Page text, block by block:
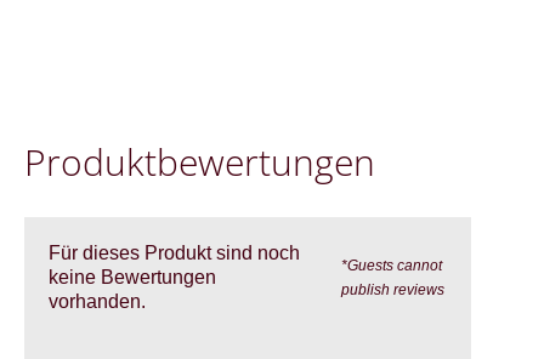
Pro­dukt­be­wer­tung­en
Für dieses Produkt sind noch
keine Bewertungen
vorhanden.
*Guests cannot
publish reviews